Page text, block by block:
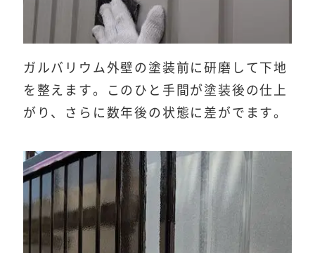
ガルバリウム外壁の塗装前に研磨して下地
を整えます。このひと手間が塗装後の仕上
がり、さらに数年後の状態に差がでます。